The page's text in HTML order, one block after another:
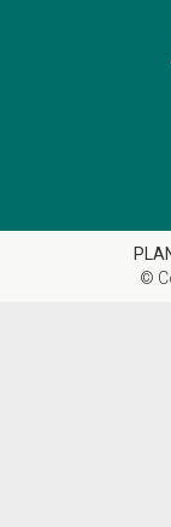
©